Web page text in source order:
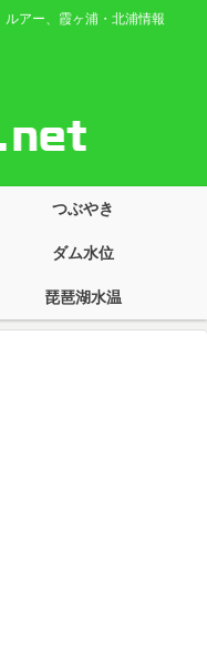
アー、霞ヶ浦・北浦情報
つぶやき
ダム水位
琵琶湖水温